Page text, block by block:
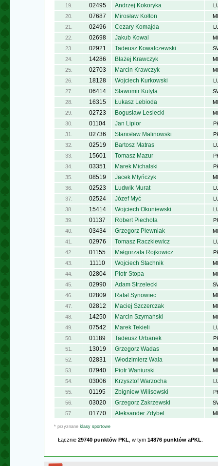
19.
02495 Andrzej Kokoryka
20.
07687 Mirosław Kołton
21.
02496 Cezary Komajda
22.
02698 Jakub Kowal
23.
02921 Tadeusz Kowalczewski
24.
14286 Błażej Krawczyk
25.
02703 Marcin Krawczyk
26.
18128 Wojciech Kurkowski
27.
06414 Sławomir Kutyła
28.
16315 Łukasz Lebioda
29.
02723 Bogusław Lesiecki
30.
01104 Jan Lipior
31.
02736 Stanisław Malinowski
32.
02519 Bartosz Matras
33.
15601 Tomasz Mazur
34.
03351 Marek Michalski
35.
08519 Jacek Młyńczyk
36.
02523 Ludwik Murat
37.
02524 Józef Myć
38.
15414 Wojciech Okuniewski
39.
01137 Robert Piechota
40.
03434 Grzegorz Plewniak
41.
02976 Tomasz Raczkiewicz
42.
01155 Małgorzata Rojkowicz
43.
11110 Wojciech Stachnik
44.
02804 Piotr Stopa
45.
02990 Adam Strzelecki
46.
02809 Rafał Synowiec
47.
02812 Maciej Szczerczak
48.
14250 Marcin Szymański
49.
07542 Marek Tekieli
50.
01189 Tadeusz Urbanek
51.
13019 Grzegorz Wadas
52.
02831 Włodzimierz Wala
53.
07940 Piotr Waniurski
54.
03006 Krzysztof Warzocha
55.
01195 Zbigniew Wilisowski
56.
03020 Grzegorz Zakrzewski
57.
01770 Aleksander Zdybel
* przyznane klasy sportowe
Łącznie 29740 punktów PKL , w tym 14876 punktów aPKL